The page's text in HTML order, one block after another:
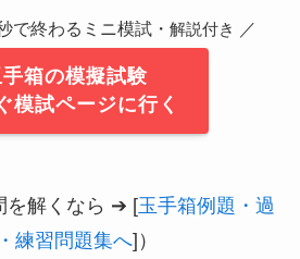
で終わるミニ模試・ 解説付き ／
箱の模擬試験
模試ページに行く
を解くなら ➔ [玉手箱例題・過
練習問題集へ]）